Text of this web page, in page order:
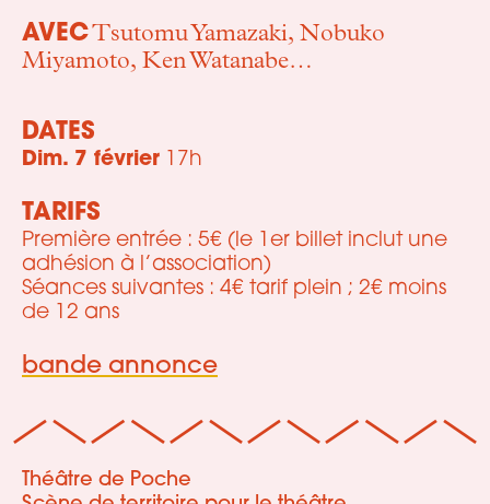
AVECTsutomu Yamazaki, Nobuko
Miyamoto, Ken Watanabe…
DATES
Dim. 7 février 17h
TARIFS
Première entrée : 5€ (le 1er billet inclut une
adhésion à l’association)
Séances suivantes : 4€ tarif plein ; 2€ moins
de 12 ans
bande annonce
Théâtre de Poche